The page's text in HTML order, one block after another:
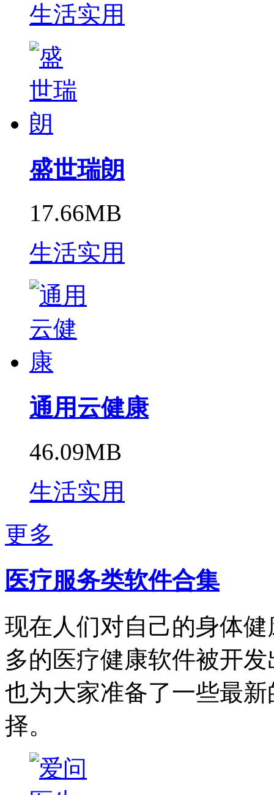
生活实用
盛世瑞朗
17.66MB
生活实用
通用云健康
46.09MB
生活实用
更多
医疗服务类软件合集
现在人们对自己的身体
多的医疗健康软件被开
也为大家准备了一些最
择。